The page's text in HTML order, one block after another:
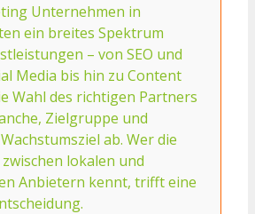
Unternehmen in
ein breites Spektrum
– von SEO und
Media bis hin zu Content
Wahl des richtigen Partners
Zielgruppe und
ab. Wer die
lokalen und
Anbietern kennt, trifft eine